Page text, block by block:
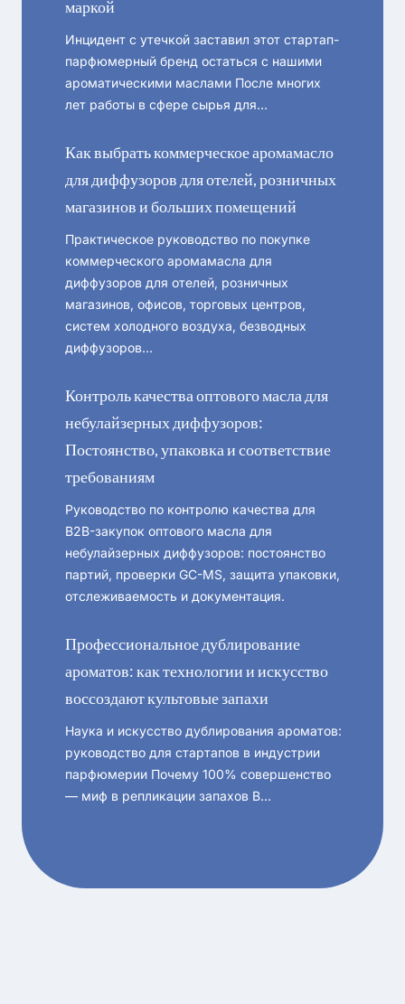
маркой
Инцидент с утечкой заставил этот стартап-
парфюмерный бренд остаться с нашими
ароматическими маслами После многих
лет работы в сфере сырья для…
Как выбрать коммерческое аромамасло
для диффузоров для отелей, розничных
магазинов и больших помещений
Практическое руководство по покупке
коммерческого аромамасла для
диффузоров для отелей, розничных
магазинов, офисов, торговых центров,
систем холодного воздуха, безводных
диффузоров…
Контроль качества оптового масла для
небулайзерных диффузоров:
Постоянство, упаковка и соответствие
требованиям
Руководство по контролю качества для
B2B-закупок оптового масла для
небулайзерных диффузоров: постоянство
партий, проверки GC-MS, защита упаковки,
отслеживаемость и документация.
Профессиональное дублирование
ароматов: как технологии и искусство
воссоздают культовые запахи
Наука и искусство дублирования ароматов:
руководство для стартапов в индустрии
парфюмерии Почему 100% совершенство
— миф в репликации запахов В…